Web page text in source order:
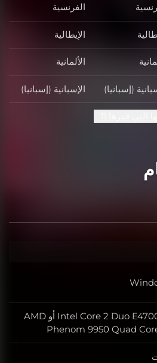
الفرنسية
الإيطالية
الألمانية
(إسبانيا) الإسبانية (إسبانيا)
Intel Core 2 Duo E4700 2.6 GHz أو AMD
Phenom 9950 Quad